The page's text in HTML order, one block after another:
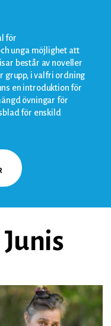
för
unga möjlighet att
består av noveller
grupp, i valfri ordning
en introduktion för
övningar för
för enskild